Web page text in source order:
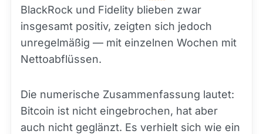
BlackRock und Fidelity blieben zwar
insgesamt positiv, zeigten sich jedoch
unregelmäßig — mit einzelnen Wochen mit
Nettoabflüssen.
Die numerische Zusammenfassung lautet:
Bitcoin ist nicht eingebrochen, hat aber
auch nicht geglänzt. Es verhielt sich wie ein